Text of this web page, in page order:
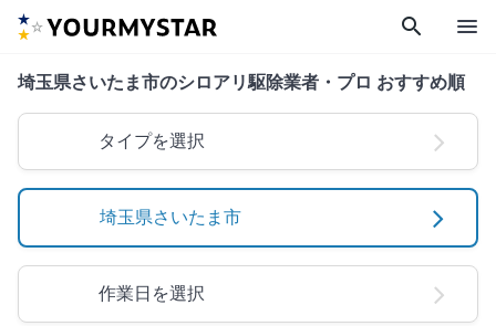
search menu
埼玉県さいたま市のシロアリ駆除業者・プロ おすすめ順
タイプを選択
埼玉県さいたま市
作業日を選択